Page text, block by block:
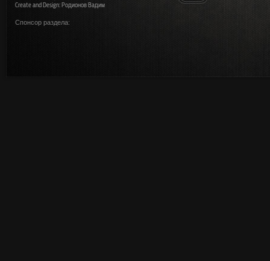
Create and Design: Родионов Вадим
Спонсор раздела: